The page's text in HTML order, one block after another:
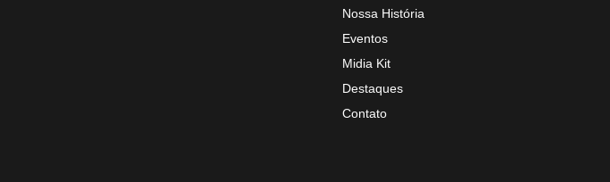
Nossa História
Eventos
Midia Kit
Destaques
Contato